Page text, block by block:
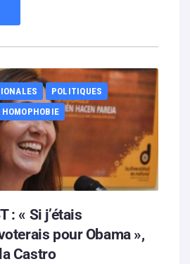
POLITIQUES
: « Si j’étais
pour Obama »,
Castro